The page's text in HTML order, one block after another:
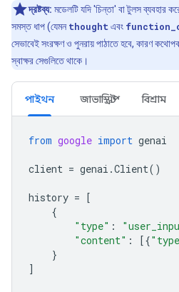
দ্রষ্টব্য: মডেলটি যদি 'চিন্তা' বা টুলস ব্যবহার
সমস্ত ধাপ (যেমনthought এবং
সেভাবেই সংরক্ষণ ও পুনরায় পাঠাতে হবে, কারণ
স্বাক্ষর সেগুলিতে থাকে।
পাইথন জাভাস্ক্রিপ্ট বিশ্রাম
from google import genai
client = genai .Client()
history = [
{
"type" :
"content" : [{
}
]